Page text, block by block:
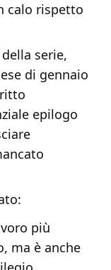
calo rispetto
serie,
di gennaio
epilogo
più
ma è anche